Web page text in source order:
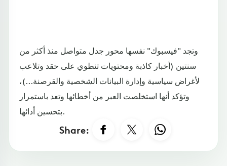
وتجد "فيسبوك" نفسها محور جدل متواصل منذ أكثر من
سنتين (أخبار كاذبة ومحتويات تنطوي على حقد وتلاعب
لأغراض سياسية وإدارة البيانات الشخصية والقرصنة...)،
وتؤكد أنها استخلصت العبر من أخطائها وتعد باستمرار
بتحسين أدائها.
Share: